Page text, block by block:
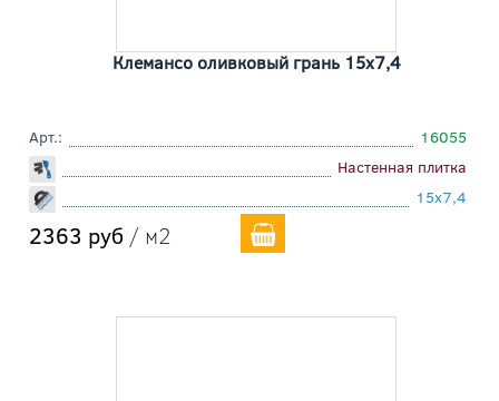
Клемансо оливковый грань 15x7,4
Арт.:
16055
Настенная плитка
15x7,4
2363 руб / м2